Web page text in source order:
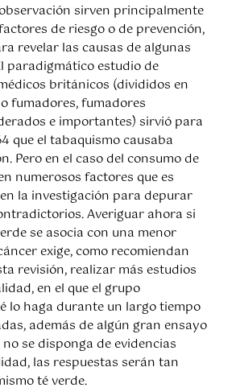
sirven principalmente
de riesgo o de prevención,
revelar las causas de algunas
paradigmático estudio de
británicos (divididos en
fumadores, fumadores
e importantes) sirvió para
que el tabaquismo causaba
Pero en el caso del consumo de
numerosos factores que es
la investigación para depurar
Averiguar ahora si
se asocia con una menor
exige, como recomiendan
revisión, realizar más estudios
en el que el grupo
lo haga durante un largo tiempo
además de algún gran ensayo
se disponga de evidencias
las respuestas serán tan
té verde.